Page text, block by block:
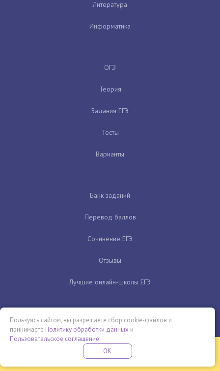
Литература
Информатика
ОГЭ
Теория
Задания ЕГЭ
Тесты
Варианты
Банк заданий
Перевод баллов
Сочинение ЕГЭ
Отзывы
Лучшие онлайн-школы ЕГЭ
Бесплатная летняя школа
ПРОВЕДИ ЭТО ЛЕТО С ПОЛЬЗОЙ
Пользуясь сайтом, вы разрешаете сбор cookie-файлов и
принимаете Политику обработки данных и
Пользовательское соглашение.
OK